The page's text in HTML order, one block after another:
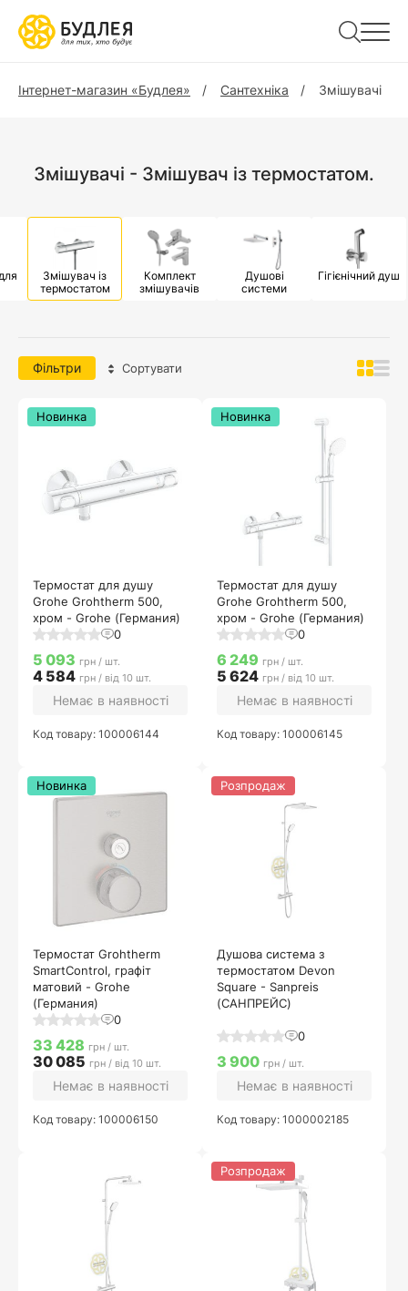
Інтернет-магазин «Будлея» Сантехніка Змішувачі
Змішувачі - Змішувач із термостатом.
Змішувач із
термостатом
Комплект
змішувачів
Душові
системи
Гігієнічний душ
Фільтри Сортувати
Термостат для душу
Grohe Grohtherm 500,
хром - Grohe (Германия)
0
Новинка
5 093 грн / шт.
4 584 грн / від 10 шт.
Немає в наявності
Код товару: 100006144
Термостат для душу
Grohe Grohtherm 500,
хром - Grohe (Германия)
0
Новинка
6 249 грн / шт.
5 624 грн / від 10 шт.
Немає в наявності
Код товару: 100006145
Термостат Grohtherm
SmartControl, графіт
матовий - Grohe
(Германия)
0
Новинка
33 428 грн / шт.
30 085 грн / від 10 шт.
Немає в наявності
Код товару: 100006150
Душова система з
термостатом Devon
Square - Sanpreis
(САНПРЕЙС)
0
Розпродаж
3 900 грн / шт.
Немає в наявності
Код товару: 1000002185
Розпродаж